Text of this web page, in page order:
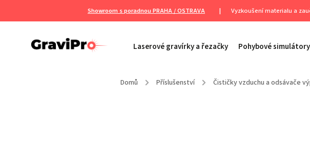
Showroom s poradnou PRAHA / OSTRAVA | Vyzkoušení materialu a
Laserové gravírky a řezačky Pohybové simulátory
Domů / Příslušenství / Čističky vzduchu a odsávače